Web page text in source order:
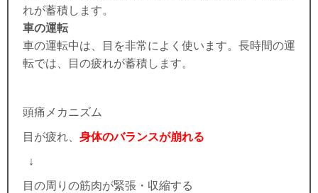
れが蓄積します。
車の運転
車の運転中は、目を非常によく使います。長時間の運
転では、目の疲れが蓄積します。
頭痛メカニズム
目が疲れ、 身体のバランスが崩れる
↓
目の周りの筋肉が緊張・収縮する